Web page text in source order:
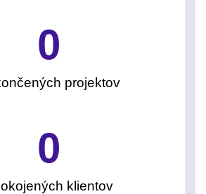
projektov
0
klientov
0